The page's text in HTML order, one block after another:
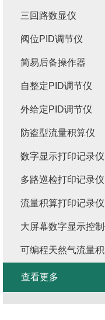
三回路数显仪
阀位PID调节仪
简易后备操作器
自整定PID调节仪
外给定PID调节仪
防盗型流量积算仪
数字显示打印记录仪
多路巡检打印记录仪
流量积算打印记录仪
大屏幕数字显示控
可编程天然气流量
查看更多